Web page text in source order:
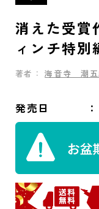
消えた受
ィンチ特別
著者： 海音寺 潮五
発売日